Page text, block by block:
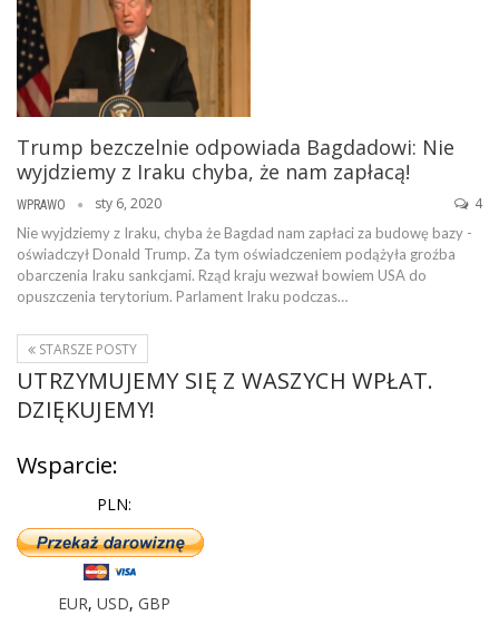
Trump bezczelnie odpowiada Bagdadowi: Nie
wyjdziemy z Iraku chyba, że nam zapłacą!
WPRAWO sty 6, 2020 4
Nie wyjdziemy z Iraku, chyba że Bagdad nam zapłaci za budowę bazy -
oświadczył Donald Trump. Za tym oświadczeniem podążyła groźba
obarczenia Iraku sankcjami. Rząd kraju wezwał bowiem USA do
opuszczenia terytorium. Parlament Iraku podczas…
STARSZE POSTY
UTRZYMUJEMY SIĘ Z WASZYCH WPŁAT.
DZIĘKUJEMY!
Wsparcie:
PLN:
EUR, USD, GBP